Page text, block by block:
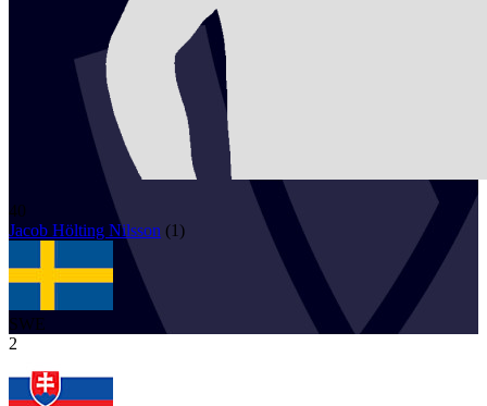
40
Jacob Hölting Nilsson (1 )
SWE
2